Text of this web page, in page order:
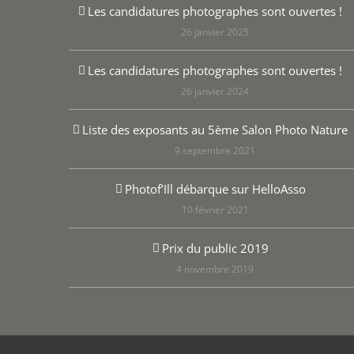
Les candidatures photographes sont ouvertes !
26 janvier 2025
Les candidatures photographes sont ouvertes !
26 janvier 2024
Liste des exposants au 5ème Salon Photo Nature
9 septembre 2021
Photof’Ill débarque sur HelloAsso
10 février 2021
Prix du public 2019
4 novembre 2019